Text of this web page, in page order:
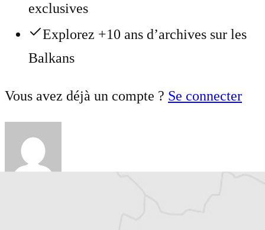
exclusives
Explorez +10 ans d’archives sur les
Balkans
Vous avez déjà un compte ? Se connecter